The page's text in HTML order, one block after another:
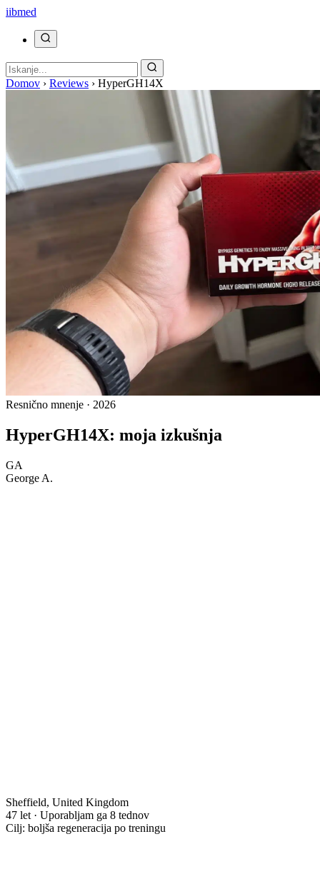
iibmed
Domov › Reviews › HyperGH14X
Resnično mnenje · 2026
HyperGH14X: moja izkušnja
GA
George A.
Sheffield, United Kingdom
47 let · Uporabljam ga 8 tednov
Cilj: boljša regeneracija po treningu